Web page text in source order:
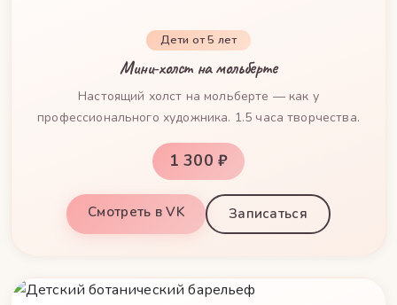
Дети от 5 лет
Мини-холст на мольберте
Настоящий холст на мольберте — как у
профессионального художника. 1.5 часа творчества.
1 300 ₽
Смотреть в VK Записаться